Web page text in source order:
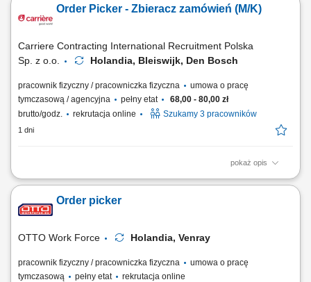
Order Picker - Zbieracz zamówień (M/K)
Carriere Contracting International Recruitment Polska
Sp. z o.o.
Holandia, Bleiswijk, Den Bosch
pracownik fizyczny / pracowniczka fizyczna
umowa o pracę
tymczasową / agencyjna
pełny etat
68,00 - 80,00 zł
brutto/godz.
rekrutacja online Szukamy 3 pracowników
1 dni
pokaż opis
Chcesz zacząć pracę za granicą i szukasz stabilnego zatrudnienia w
konkurencyjne wynagrodzenie, bezpieczne zakwaterowanie oraz
wsparcie na każdym etapie pracy. Nawet jeśli nie masz dużego
Order picker
OTTO Work Force Holandia, Venray
pracownik fizyczny / pracowniczka fizyczna
umowa o pracę
tymczasową
pełny etat rekrutacja online